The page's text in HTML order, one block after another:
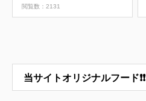
注意
閲覧数：2131
当サイトオリジナルフード❗❗